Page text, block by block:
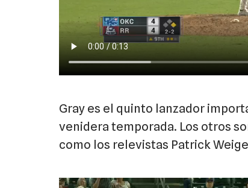
Gray es el quinto lanzador
venidera temporada. Los otros
como los relevistas Patrick